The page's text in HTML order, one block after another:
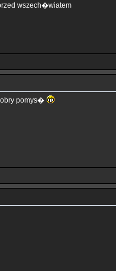
wszech�wiatem
pomys�